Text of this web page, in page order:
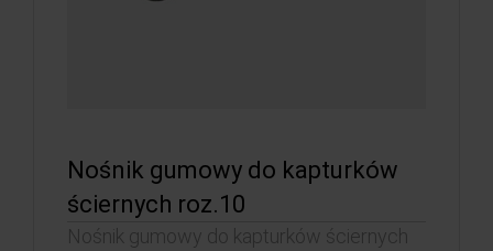
Nośnik gumowy do kapturków
ściernych roz.10
Nośnik gumowy do kapturków ściernych